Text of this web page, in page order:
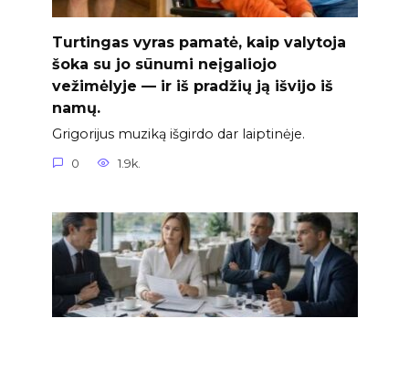
Turtingas vyras pamatė, kaip valytoja
šoka su jo sūnumi neįgaliojo
vežimėlyje — ir iš pradžių ją išvijo iš
namų.
Grigorijus muziką išgirdo dar laiptinėje.
0 1.9k.